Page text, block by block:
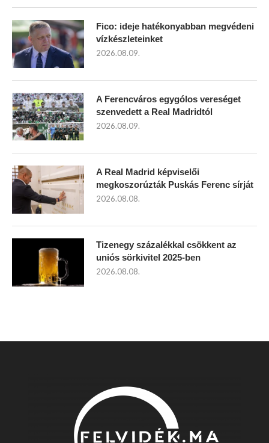
Fico: ideje hatékonyabban megvédeni
vízkészleteinket
2026.08.09.
A Ferencváros egygólos vereséget
szenvedett a Real Madridtól
2026.08.09.
A Real Madrid képviselői
megkoszorúzták Puskás Ferenc sírját
2026.08.08.
Tizenegy százalékkal csökkent az
uniós sörkivitel 2025-ben
2026.08.08.